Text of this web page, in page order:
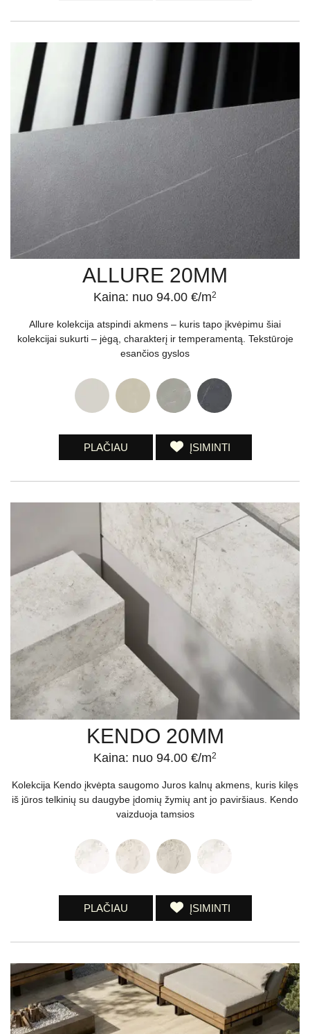
ALLURE 20MM
Kaina: nuo 94.00 €/m2
Allure kolekcija atspindi akmens – kuris tapo įkvėpimu šiai
kolekcijai sukurti – jėgą, charakterį ir temperamentą. Tekstūroje
esančios gyslos
PLAČIAU ĮSIMINTI
KENDO 20MM
Kaina: nuo 94.00 €/m2
Kolekcija Kendo įkvėpta saugomo Juros kalnų akmens, kuris kilęs
iš jūros telkinių su daugybe įdomių žymių ant jo paviršiaus. Kendo
vaizduoja tamsios
PLAČIAU ĮSIMINTI